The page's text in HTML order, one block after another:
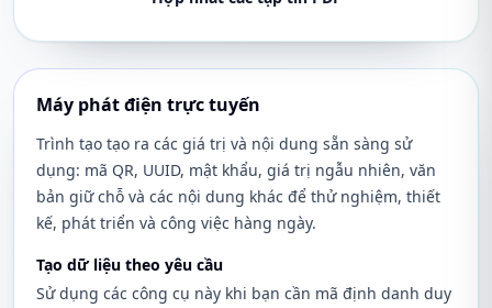
Máy phát điện trực tuyến
Trình tạo tạo ra các giá trị và nội dung sẵn sàng sử
dụng: mã QR, UUID, mật khẩu, giá trị ngẫu nhiên, văn
bản giữ chỗ và các nội dung khác để thử nghiệm, thiết
kế, phát triển và công việc hàng ngày.
Tạo dữ liệu theo yêu cầu
Sử dụng các công cụ này khi bạn cần mã định danh duy